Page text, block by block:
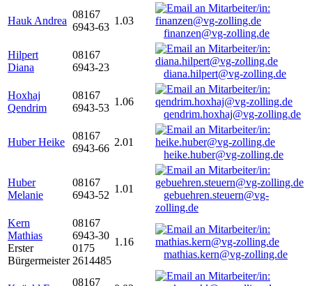
Hauk Andrea
08167
6943-63
1.03
finanzen@vg-zolling.de
Hilpert
Diana
08167
6943-23
diana.hilpert@vg-zolling.de
Hoxhaj
Qendrim
08167
6943-53
1.06
qendrim.hoxhaj@vg-zolling.de
Huber Heike
08167
6943-66
2.01
heike.huber@vg-zolling.de
Huber
Melanie
08167
6943-52
1.01
gebuehren.steuern@vg-
zolling.de
Kern
Mathias
Erster
Bürgermeister
08167
6943-30
0175
2614485
1.16
mathias.kern@vg-zolling.de
08167